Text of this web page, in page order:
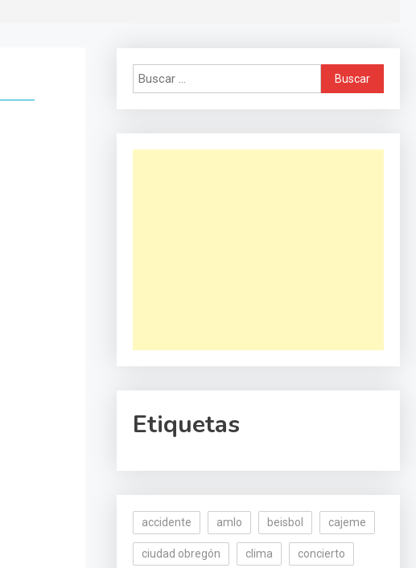
Buscar:
Etiquetas
accidente amlo beisbol cajeme
ciudad obregón clima concierto